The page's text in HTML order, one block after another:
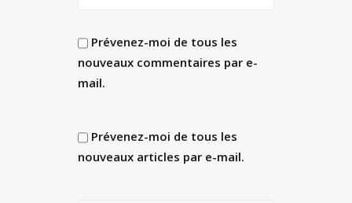
Prévenez-moi de tous les
nouveaux commentaires par e-
mail.
Prévenez-moi de tous les
nouveaux articles par e-mail.